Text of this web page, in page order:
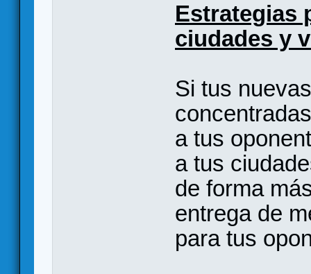
Estrategias
ciudades y
Si tus
a tus
a tus
de forma
entrega de
para tus